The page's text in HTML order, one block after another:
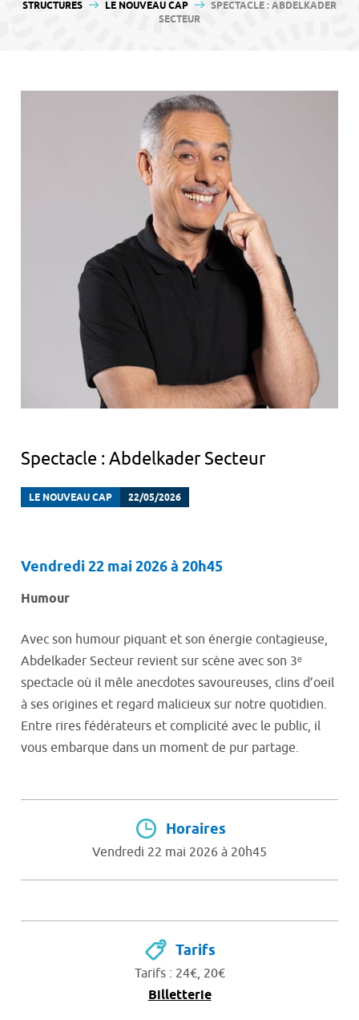
STRUCTURES
LE NOUVEAU CAP
SPECTACLE : ABDELKADER
SECTEUR
Spectacle : Abdelkader Secteur
LE NOUVEAU CAP 22/05/2026
Vendredi 22 mai 2026 à 20h45
Humour
Avec son humour piquant et son énergie contagieuse,
Abdelkader Secteur revient sur scène avec son 3ᵉ
spectacle où il mêle anecdotes savoureuses, clins d’oeil
à ses origines et regard malicieux sur notre quotidien.
Entre rires fédérateurs et complicité avec le public, il
vous embarque dans un moment de pur partage.
Horaires
Vendredi 22 mai 2026 à 20h45
Tarifs
Tarifs : 24€, 20€
Billetterie